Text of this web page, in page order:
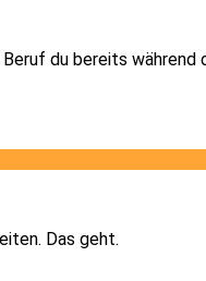
du bereits während
Das geht.